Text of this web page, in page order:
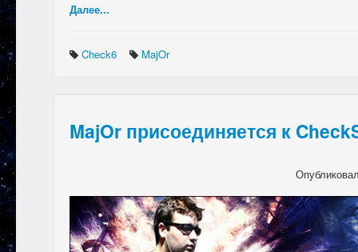
Далее...
Check6 MajOr
MajOr присоединяется к